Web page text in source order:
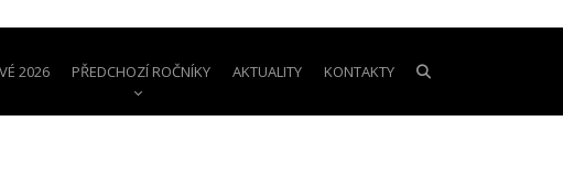
2026 PŘEDCHOZÍ ROČNÍKY AKTUALITY KONTAKTY